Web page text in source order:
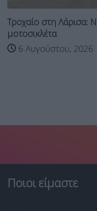
Τροχαίο στη Λάρισα:
μοτοσικλέτα
6 Αυγούστου, 2026
Ποιοι είμαστε